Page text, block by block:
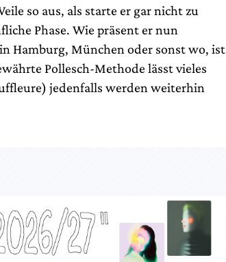
so aus, als starte er gar nicht zu
Phase. Wie präsent er nun
Hamburg, München oder sonst wo, ist
Pollesch-Methode lässt vieles
jedenfalls werden weiterhin